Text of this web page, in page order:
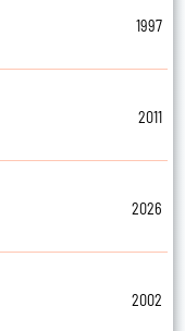
1997
2011
2026
2002